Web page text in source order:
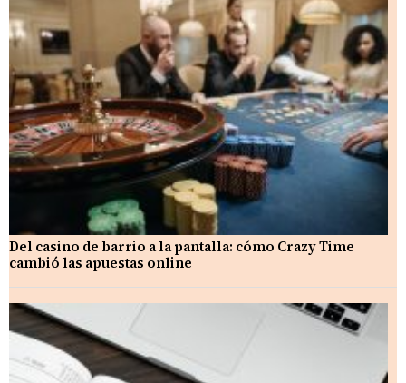
Del casino de barrio a la pantalla: cómo Crazy Time
cambió las apuestas online